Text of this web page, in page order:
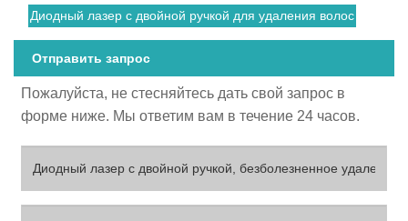
Диодный лазер с двойной ручкой для удаления волос
Отправить запрос
Пожалуйста, не стесняйтесь дать свой запрос в
форме ниже. Мы ответим вам в течение 24 часов.